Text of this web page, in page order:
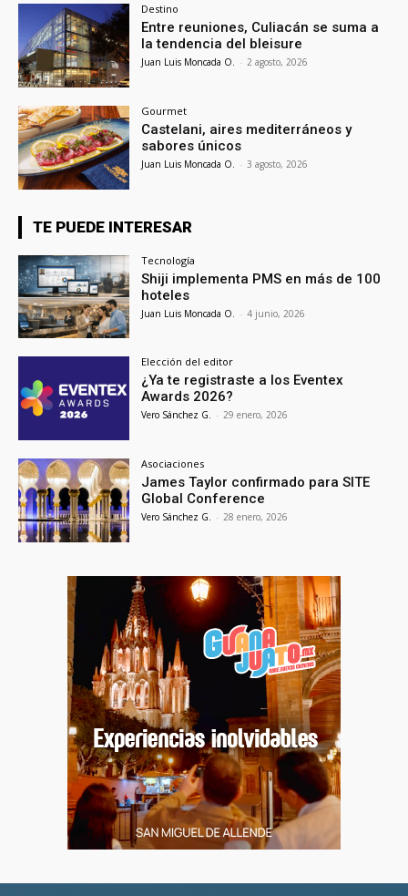
Destino
Entre reuniones, Culiacán se suma a
la tendencia del bleisure
Juan Luis Moncada O. - 2 agosto, 2026
Gourmet
Castelani, aires mediterráneos y
sabores únicos
Juan Luis Moncada O. - 3 agosto, 2026
TE PUEDE INTERESAR
Tecnología
Shiji implementa PMS en más de 100
hoteles
Juan Luis Moncada O. - 4 junio, 2026
Elección del editor
¿Ya te registraste a los Eventex
Awards 2026?
Vero Sánchez G. - 29 enero, 2026
Asociaciones
James Taylor confirmado para SITE
Global Conference
Vero Sánchez G. - 28 enero, 2026